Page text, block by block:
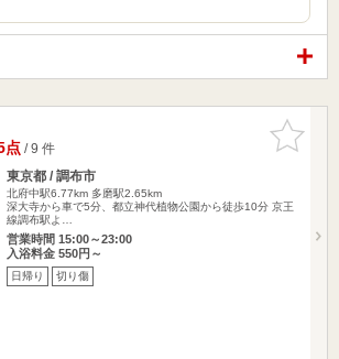
お気に入
りに追加
点/ 9 件
東京都 / 調布市
北府中駅6.77km 多磨駅2.65km
深大寺から車で5分、都立神代植物公園から徒歩10分 京王
線調布駅よ…
営業時間 15:00～23:00
入浴料金 550円～
日帰り 切り傷